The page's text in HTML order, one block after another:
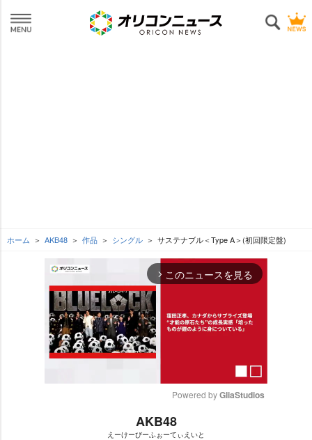
ホーム AKB48 作品 シングル サステナブル＜Type A＞(初回限定盤)
arrow_forward_ios このニュースを見る
Powered by GliaStudios
AKB48
えーけーびーふぉーてぃえいと